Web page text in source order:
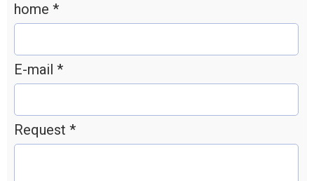
home *
E-mail *
Request *